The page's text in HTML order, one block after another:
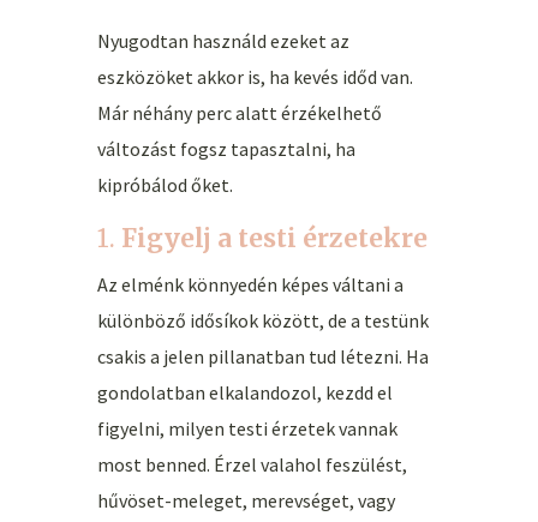
Nyugodtan használd ezeket az
eszközöket akkor is, ha kevés időd van.
Már néhány perc alatt érzékelhető
változást fogsz tapasztalni, ha
kipróbálod őket.
1. Figyelj a testi érzetekre
Az elménk könnyedén képes váltani a
különböző idősíkok között, de a testünk
csakis a jelen pillanatban tud létezni. Ha
gondolatban elkalandozol, kezdd el
figyelni, milyen testi érzetek vannak
most benned. Érzel valahol feszülést,
hűvöset-meleget, merevséget, vagy